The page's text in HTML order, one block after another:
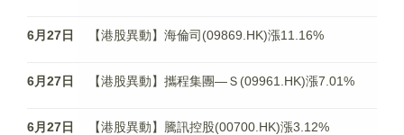
6月27日 【港股異動】海倫司(09869.HK)漲11.16%
6月27日 【港股異動】攜程集團—Ｓ(09961.HK)漲7.01%
6月27日 【港股異動】騰訊控股(00700.HK)漲3.12%